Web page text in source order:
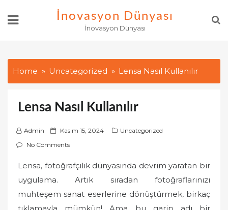
İnovasyon Dünyası
İnovasyon Dünyası
Home Uncategorized Lensa Nasıl Kullanılır
Lensa Nasıl Kullanılır
Admin
P
o
t
e
d
Kasım 15, 2024
Uncategorized
No Comments
Lensa, fotoğrafçılık dünyasında devrim yaratan bir
uygulama. Artık sıradan fotoğraflarınızı
muhteşem sanat eserlerine dönüştürmek, birkaç